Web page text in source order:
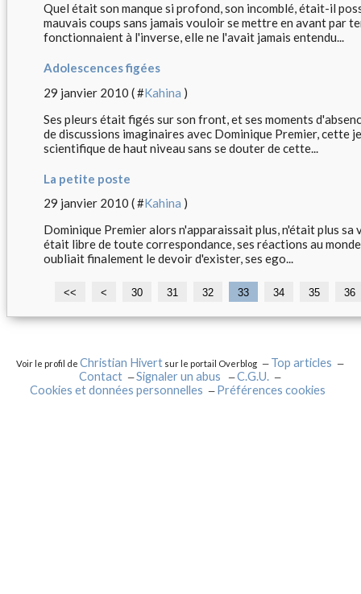
Quel était son manque si profond, son incomblé, était-il
mauvais coups sans jamais vouloir se mettre en avant par
fonctionnaient à l'inverse, elle ne l'avait jamais entendu...
Adolescences figées
29 janvier 2010 ( #Kahina )
Ses pleurs était figés sur son front, et ses moments
de discussions imaginaires avec Dominique Premier, cette
scientifique de haut niveau sans se douter de cette...
La petite poste
29 janvier 2010 ( #Kahina )
Dominique Premier alors n'apparaissait plus, n'était plus sa
était libre de toute correspondance, ses réactions au
oubliait finalement le devoir d'exister, ses ego...
<< <
1
2
30 31 32 33 34 35 36
Voir le profil deChristian Hivert sur le portail Overblog
Top articles
Contact
Signaler un abus
C.G.U.
Cookies et données personnelles
Préférences cookies